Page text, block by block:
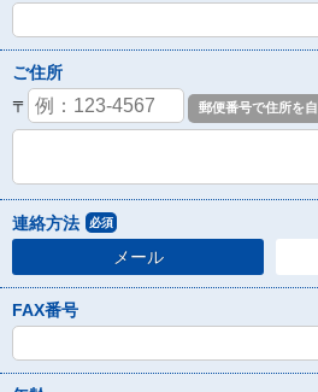
ご住所
〒
連絡方法 必須
メール
FAX番号